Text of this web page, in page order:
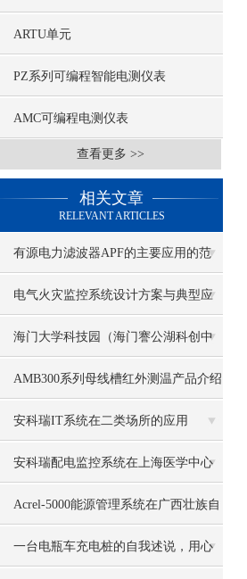
ARTU单元
PZ系列可编程智能电测仪表
AMC可编程电测仪表
查看更多 >>
相关文章
RELEVANT ARTICLES
有源电力滤波器APF的主要应用的范
围一般在哪些场合呢？
电气火灾监控系统设计方案与典型应
用探讨
海门大学科技园（海门謇公湖科创中
心） 建筑能耗监测系统的应用
AMB300系列母线槽红外测温产品介绍
安科瑞IT系统在二类场所的应用
安科瑞配电监控系统在上海医学中心
项目中的应用
Acrel-5000能源管理系统在广西壮族自
治区交通运输厅项目的应用
一台电瓶车充电桩的自我述说，用心